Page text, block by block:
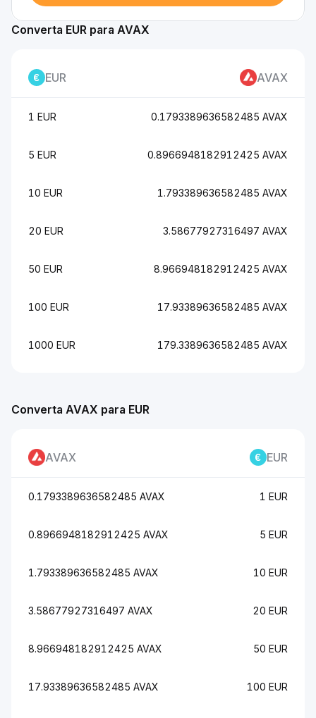
Converta AVAX para EUR
AVAX EUR
0.1793389636582485 AVAX 1 EUR
0.8966948182912425 AVAX 5 EUR
1.793389636582485 AVAX 10 EUR
3.58677927316497 AVAX 20 EUR
8.966948182912425 AVAX 50 EUR
17.93389636582485 AVAX 100 EUR
Converta EUR para AVAX
EUR AVAX
1 EUR 0.1793389636582485 AVAX
5 EUR 0.8966948182912425 AVAX
10 EUR 1.793389636582485 AVAX
20 EUR 3.58677927316497 AVAX
50 EUR 8.966948182912425 AVAX
100 EUR 17.93389636582485 AVAX
1000 EUR 179.3389636582485 AVAX